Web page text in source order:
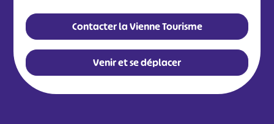
Contacter la Vienne Tourisme
Venir et se déplacer